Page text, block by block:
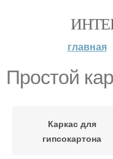
главная
Простой
Каркас для
гипсокартона